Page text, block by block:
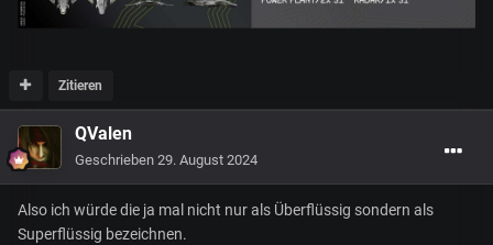
Zitieren
QValen
Geschrieben 29. August 2024
Also ich würde die ja mal nicht nur als Überflüssig sondern als
Superflüssig bezeichnen.